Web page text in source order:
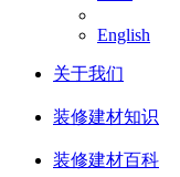
English
关于我们
装修建材知识
装修建材百科